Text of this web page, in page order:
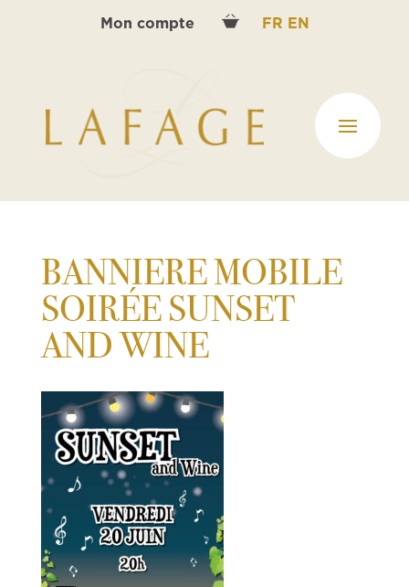
Mon compte FR EN
BANNIERE MOBILE
SOIRÉE SUNSET
AND WINE